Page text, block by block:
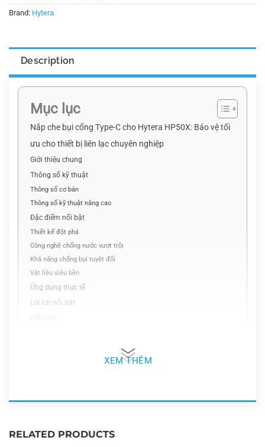
Brand: Hytera
Description
Mục lục
Nắp che bụi cổng Type-C cho Hytera HP50X: Bảo vệ tối
ưu cho thiết bị liên lạc chuyên nghiệp
Giới thiệu chung
Thông số kỹ thuật
Thông số cơ bản
Thông số kỹ thuật nâng cao
Đặc điểm nổi bật
Thiết kế đột phá
Công nghệ chống nước vượt trội
Khả năng chống bụi tuyệt đối
Vật liệu siêu bền
Ứng dụng thực tế
Lợi ích nổi bật
Nắp che bụi cổng Type-C cho
bụi cổng Type-C cho dòng
XEM THÊM
RELATED PRODUCTS